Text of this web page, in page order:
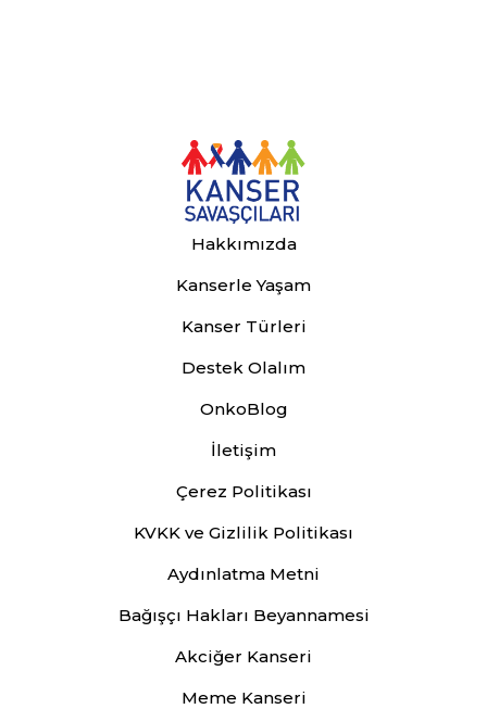
Hakkımızda
Kanserle Yaşam
Kanser Türleri
Destek Olalım
OnkoBlog
İletişim
Çerez Politikası
KVKK ve Gizlilik Politikası
Aydınlatma Metni
Bağışçı Hakları Beyannamesi
Akciğer Kanseri
Meme Kanseri